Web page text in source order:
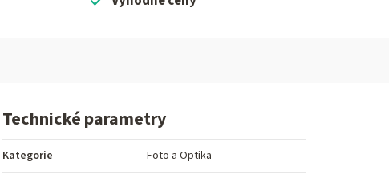
Technické parametry
Kategorie Foto a Optika